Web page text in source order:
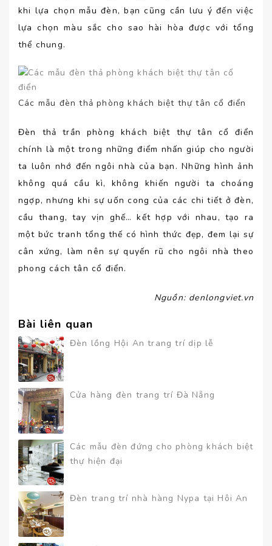
khi lựa chọn mẫu đèn, bạn cũng cần lưu ý đến việc
lựa chọn màu sắc cho sao hài hòa được với tổng
thể chung.
Các mẫu đèn thả phòng khách biệt thự tân cổ điển
Đèn thả trần phòng khách biệt thự tân cổ điển
chính là một trong những điểm nhấn giúp cho người
ta luôn nhớ đến ngôi nhà của bạn. Những hình ảnh
không quá cầu kì, không khiến người ta choáng
ngợp, nhưng khi sự uốn cong của các chi tiết ở đèn,
cầu thang, tay vịn ghế… kết hợp với nhau, tạo ra
một bức tranh tổng thế có hình thức đẹp, đem lại sự
cân xứng, làm nên sự quyến rũ cho ngôi nhà theo
phong cách tân cổ điển.
Nguồn: denlongviet.vn
Bài liên quan
Đèn lồng Hội An trang trí dịp lễ
Cửa hàng đèn trang trí Đà Nẵng
Các mẫu đèn đứng cho phòng khách biệt
thự hiện đại
Đèn trang trí nhà hàng Nypa tại Hôi An